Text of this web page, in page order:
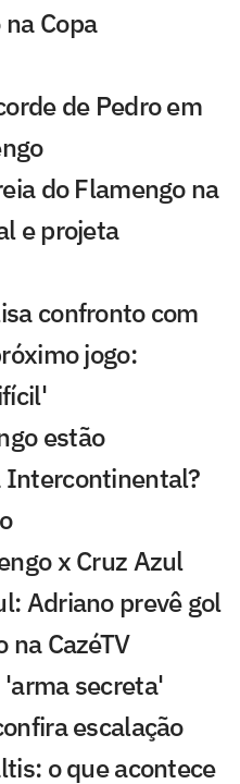
Copa
de Pedro em
do Flamengo na
e projeta
confronto com
jogo:
estão
Intercontinental?
x Cruz Azul
Adriano prevê gol
na CazéTV
secreta'
escalação
o que acontece